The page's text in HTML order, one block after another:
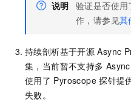
说明 验证是否使用
作，请参见其
持续剖析基于开源 Async
集，当前暂不支持多
使用了 Pyroscope 探针提
失败。